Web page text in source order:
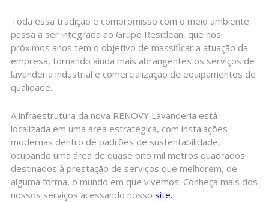
Toda essa tradição e compromisso com o meio ambiente
passa a ser integrada ao Grupo Resiclean, que nos
próximos anos tem o objetivo de massificar a atuação da
empresa, tornando ainda mais abrangentes os serviços de
lavanderia industrial e comercialização de equipamentos de
qualidade.
A infraestrutura da nova RENOVY Lavanderia está
localizada em uma área estratégica, com instalações
modernas dentro de padrões de sustentabilidade,
ocupando uma área de quase oito mil metros quadrados
destinados à prestação de serviços que melhorem, de
alguma forma, o mundo em que vivemos. Conheça mais dos
nossos serviços acessando nosso site.